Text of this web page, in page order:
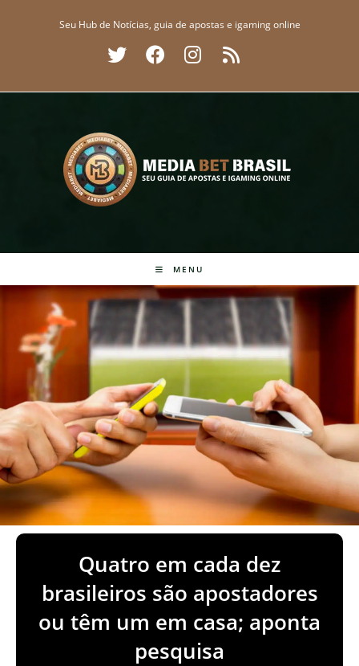
Seu Hub de Notícias, guia de apostas e igaming online
MENU
Quatro em cada dez
brasileiros são apostadores
ou têm um em casa; aponta
pesquisa